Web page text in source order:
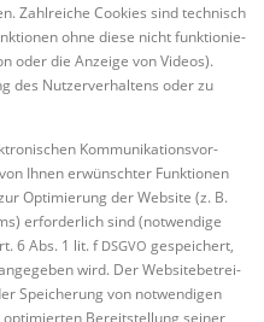
Zahl­rei­che Coo­kies sind tech­nisch
ohne die­se nicht funk­tio­nie­
oder die Anzei­ge von Vide­os).
des Nut­zer­ver­hal­tens oder zu
Kom­mu­ni­ka­ti­ons­vor­
Ihnen erwünsch­ter Funk­tio­nen
Opti­mie­rung der Web­site (z. B.
erfor­der­lich sind (not­wen­di­ge
6 Abs. 1 lit. f DSGVO gespei­chert,
wird. Der Web­site­be­trei­
Spei­che­rung von not­wen­di­gen
Bereit­stel­lung sei­ner